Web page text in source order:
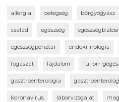
allergia betegség bőrgyógyász
család egészség
egészségpénztár endokrinológia
fogászat fájdalom fül-orr-
gasztroenterológia
koronavírus laborvizsgálat